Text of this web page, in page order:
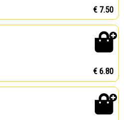
€ 7.50
€ 6.80